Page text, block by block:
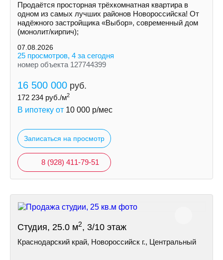
Продаётся просторная трёхкомнатная квартира в
одном из самых лучших районов Новороссийска! От
надёжного застройщика «Выбор», современный дом
(монолит/кирпич);
07.08.2026
25 просмотров, 4 за сегодня
номер объекта 127744399
16 500 000 руб.
172 234 руб./м2
В ипотеку от 10 000 р/мес
Записаться на просмотр
8 (928) 411-79-51
Студия, 25.0 м2, 3/10 этаж
Краснодарский край, Новороссийск г., Центральный